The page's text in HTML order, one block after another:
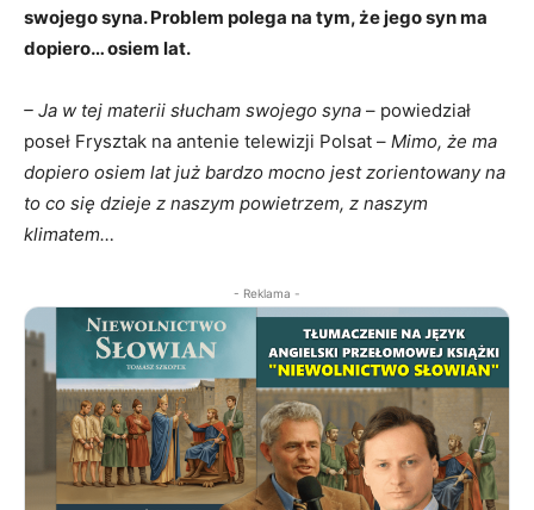
swojego syna. Problem polega na tym, że jego syn ma
dopiero… osiem lat.
– Ja w tej materii słucham swojego syna – powiedział
poseł Frysztak na antenie telewizji Polsat – Mimo, że ma
dopiero osiem lat już bardzo mocno jest zorientowany na
to co się dzieje z naszym powietrzem, z naszym
klimatem…
- Reklama -